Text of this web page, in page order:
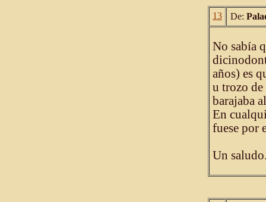
13 De:
No sabía
años) es
u trozo
barajaba
En
fuese por
Un